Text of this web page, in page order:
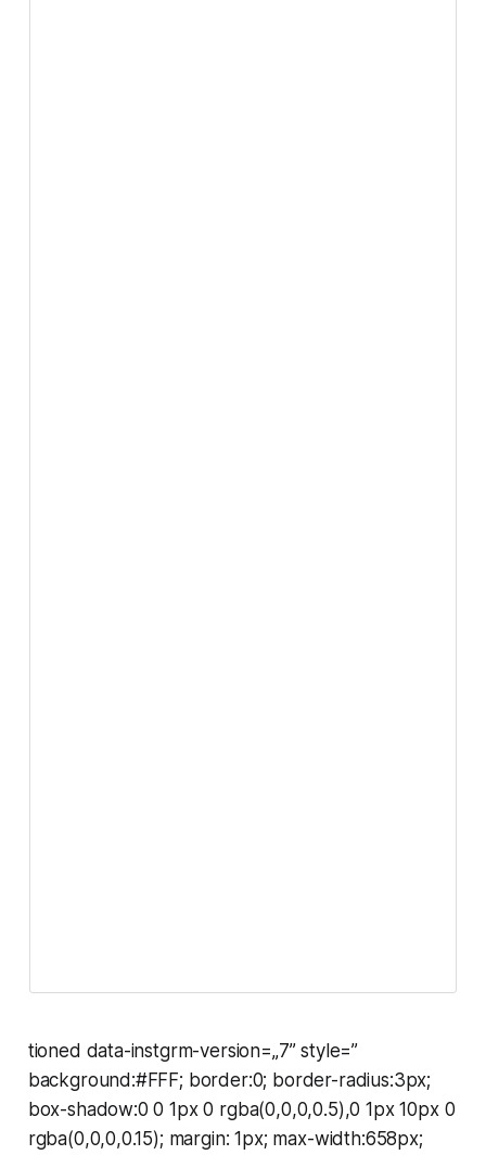
tioned data-instgrm-version=„7” style=”
background:#FFF; border:0; border-radius:3px;
box-shadow:0 0 1px 0 rgba(0,0,0,0.5),0 1px 10px 0
rgba(0,0,0,0.15); margin: 1px; max-width:658px;